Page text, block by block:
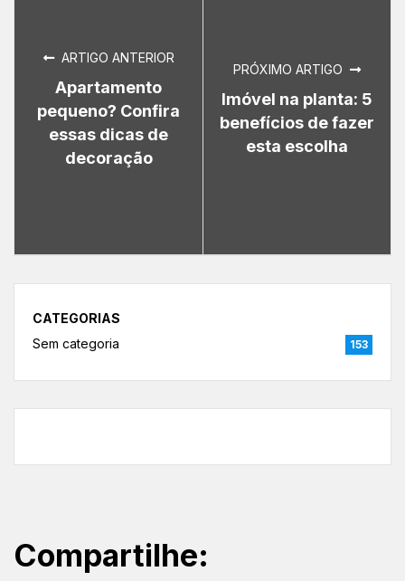
ARTIGO ANTERIOR
Apartamento
pequeno? Confira
essas dicas de
decoração
PRÓXIMO ARTIGO
Imóvel na planta: 5
benefícios de fazer
esta escolha
CATEGORIAS
Sem categoria
153
Compartilhe: